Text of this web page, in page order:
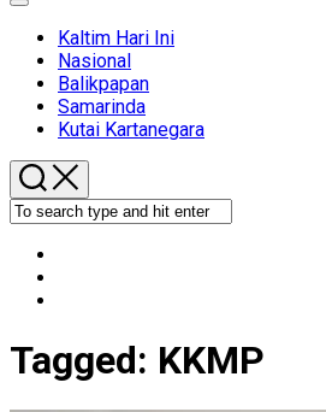
Expand
Kaltim Hari Ini
Nasional
Balikpapan
Samarinda
Kutai Kartanegara
Tagged: KKMP